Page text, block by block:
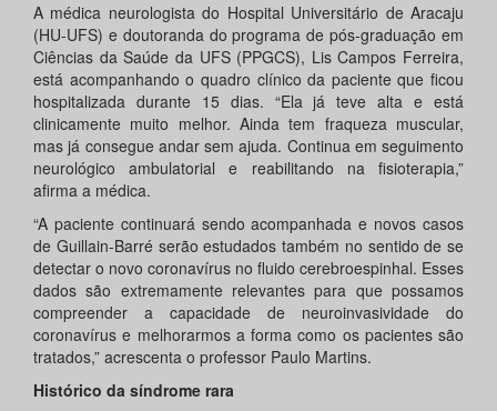
A médica neurologista do Hospital Universitário de Aracaju
(HU-UFS) e doutoranda do programa de pós-graduação em
Ciências da Saúde da UFS (PPGCS), Lis Campos Ferreira,
está acompanhando o quadro clínico da paciente que ficou
hospitalizada durante 15 dias. “Ela já teve alta e está
clinicamente muito melhor. Ainda tem fraqueza muscular,
mas já consegue andar sem ajuda. Continua em seguimento
neurológico ambulatorial e reabilitando na fisioterapia,”
afirma a médica.
“A paciente continuará sendo acompanhada e novos casos
de Guillain-Barré serão estudados também no sentido de se
detectar o novo coronavírus no fluido cerebroespinhal. Esses
dados são extremamente relevantes para que possamos
compreender a capacidade de neuroinvasividade do
coronavírus e melhorarmos a forma como os pacientes são
tratados,” acrescenta o professor Paulo Martins.
Histórico da síndrome rara